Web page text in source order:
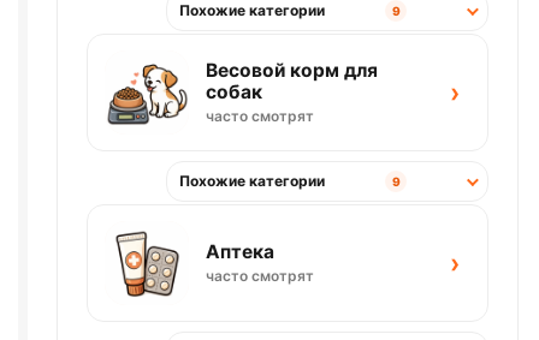
Похожие категории 9
Весовой корм для
собак
часто смотрят
›
Похожие категории 9
Аптека
часто смотрят ›